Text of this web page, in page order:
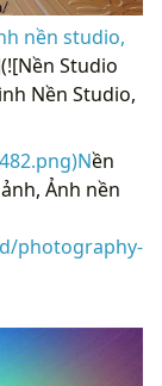
nền studio,
Studio
Nền Studio,
ền
Ảnh nền
photography-